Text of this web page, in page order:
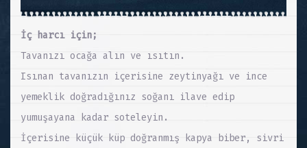
İç harcı için;
Tavanızı ocağa alın ve ısıtın.
Isınan tavanızın içerisine zeytinyağı ve ince
yemeklik doğradığınız soğanı ilave edip
yumuşayana kadar soteleyin.
İçerisine küçük küp doğranmış kapya biber, sivri